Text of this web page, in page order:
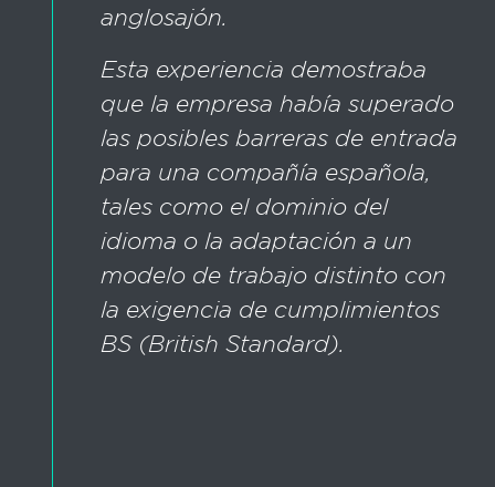
anglosajón.
Esta experiencia demostraba
que la empresa había superado
las posibles barreras de entrada
para una compañía española,
tales como el dominio del
idioma o la adaptación a un
modelo de trabajo distinto con
la exigencia de cumplimientos
BS (British Standard).